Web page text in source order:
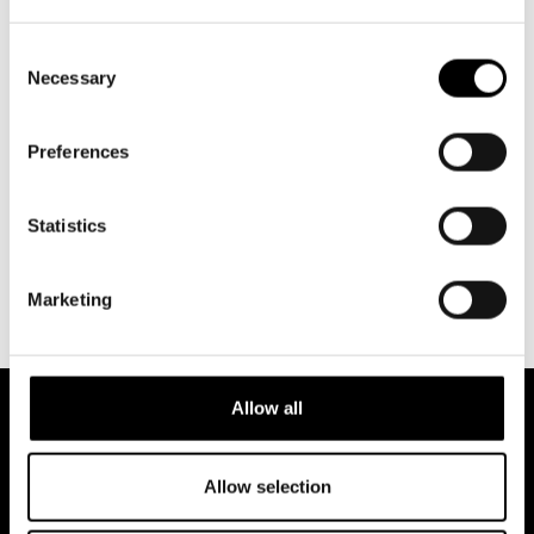
Selection
Necessary
Preferences
Statistics
Marketing
Allow all
Allow selection
Stora scenen
18 €
2 h 45 min, inklusive paus
Föreställningar och biljetter